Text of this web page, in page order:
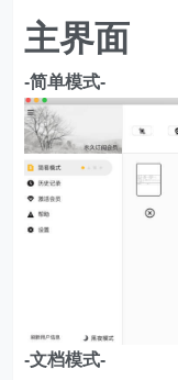
主界面
-简单模式-
-文档模式-